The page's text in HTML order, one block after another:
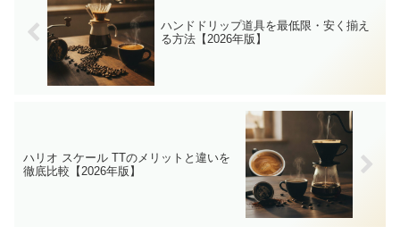
ハンドドリップ道具を最低限・安く揃え
る方法【2026年版】
ハリオ スケール TTのメリットと違いを
徹底比較【2026年版】